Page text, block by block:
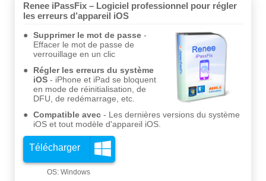
Renee iPassFix – Logiciel professionnel pour régler
les erreurs d’appareil iOS
Supprimer le mot de passe
Effacer le mot de passe de
verrouillage en un clic
Régler les erreurs du système
iOS
iPhone et iPad se bloquent
en mode de réinitialisation, de
DFU, de redémarrage, etc.
Compatible avec
Les dernières versions du système
iOS et tout modèle d'appareil iOS.
Télécharger